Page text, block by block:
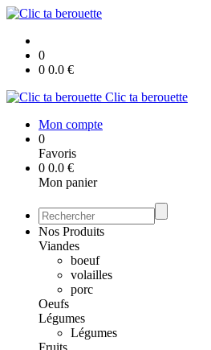
0
0 0.0 €
Clic ta berouette
Mon compte
0
Favoris
0 0.0 €
Mon panier
Nos Produits
Viandes
boeuf
volailles
porc
Oeufs
Légumes
Légumes
Fruits